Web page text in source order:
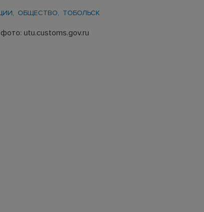
ОБЩЕСТВО ТОБОЛЬСК
utu.customs.gov.ru